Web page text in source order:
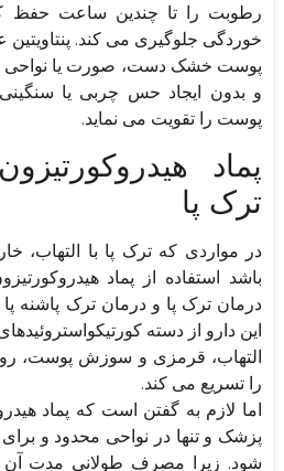
رطوبت را تا چندین ساعت
خوردگی جلوگیری می کند. پنتاویتین
پوست خشک دست، صورت یا نواحی
و بدون ایجاد حس چربی یا
پوست را تقویت می نماید.
پماد
ترک پا
در مواردی که ترک پا با التهاب،
باشد استفاده از پماد
درمان ترک پا و درمان ترک پاشنه پا
این دارو از دسته
التهاب، قرمزی و سوزش پوست،
را تسریع می کند.
اما لازم به گفتن است که پماد
پزشک و تنها در نواحی محدود و برای
شود. زیرا مصرف طولانی مدت